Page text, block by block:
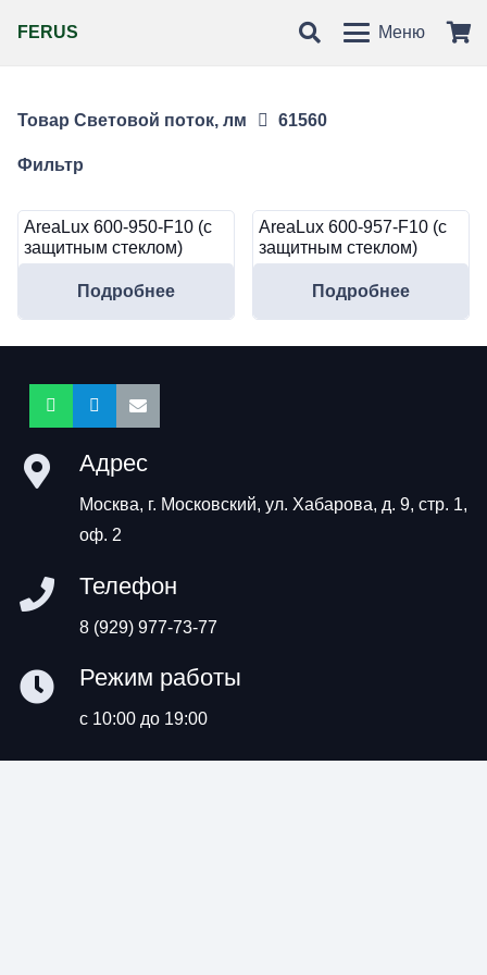
FERUS Меню
Товар Световой поток, лм 61560
Фильтр
AreaLux 600-950-F10 (с
защитным стеклом)
Подробнее
AreaLux 600-957-F10 (с
защитным стеклом)
Подробнее
Адрес
Москва, г. Московский, ул. Хабарова, д. 9, стр. 1,
оф. 2
Телефон
8 (929) 977-73-77
Режим работы
с 10:00 до 19:00